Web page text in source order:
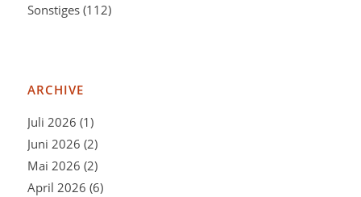
Sonstiges(112)
ARCHIVE
Juli 2026 (1)
Juni 2026 (2)
Mai 2026 (2)
April 2026 (6)